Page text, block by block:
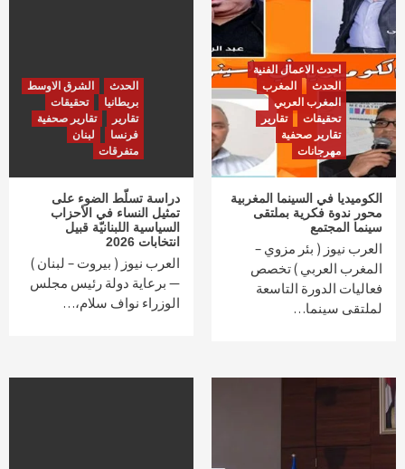
احدث الاعمال الفنية
الحدث
المغرب
المغرب العربي
تحقيقات
تقارير
تقارير صحفية
مهرجانات
الكوميديا في السينما المغربية
محور ندوة فكرية بملتقى
سينما المجتمع
العرب نيوز ( بئر مزوي –
المغرب العربي ) تخصص
فعاليات الدورة التاسعة
لملتقى سينما…
الحدث
الشرق الاوسط
بريطانيا
تحقيقات
تقارير
تقارير صحفية
فرنسا
لبنان
متفرقات
دراسة تسلّط الضوء على
تمثيل النساء في الأحزاب
السياسية اللبنانيّة قبيل
انتخابات 2026
العرب نيوز ( بيروت – لبنان )
— برعاية دولة رئيس مجلس
الوزراء نواف سلام،…